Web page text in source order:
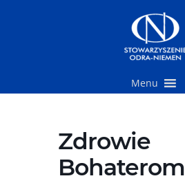
Menu
Zdrowie
Bohaterom